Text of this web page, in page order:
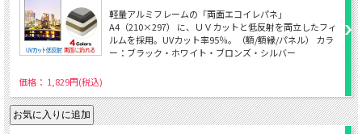
軽量アルミフレームの「両面エコイレパネ」
A4（210×297） に、ＵＶカットと低反射を両立したフィ
ルムを採用。UVカット率95％。（額/額縁/パネル） カラ
ー：ブラック・ホワイト・ブロンズ・シルバー
価格： 1,829円(税込)